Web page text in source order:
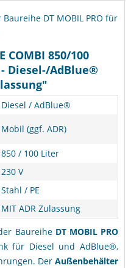
DT MOBIL PRO für
COMBI 850/100
- Diesel-/AdBlue®
Diesel / AdBlue®
Mobil (ggf. ADR)
850 / 100 Liter
230 V
Stahl / PE
MIT ADR Zulassung
Baureihe DT MOBIL PRO
für Diesel und AdBlue®,
Der Außenbehälter